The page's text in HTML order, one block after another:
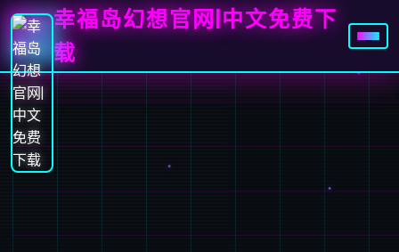
幸福岛幻想官网|中文免费下
载